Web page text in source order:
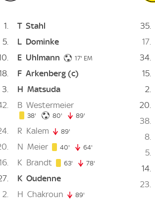
1 T Stahl
5
L Dominke
E Uhlmann 17' 17. minute
EM
F Arkenberg(c)
3
H Matsuda
B Westermeier
38' 38. minute
80' 80. minute
89'
R Kalem 89'
N Meier 40' 40. minute
64'
K Brandt 63' 63. minute
78'
K Oudenne
2
H Chakroun 89'
35
17
34
15
2
20
38
8
5
14
23